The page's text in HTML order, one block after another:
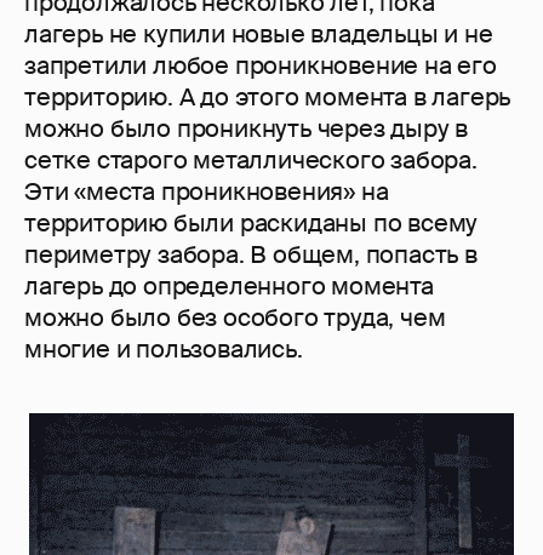
лагерь не купили новые владельцы и не
запретили любое проникновение на его
территорию. А до этого момента в лагерь
можно было проникнуть через дыру в
сетке старого металлического забора.
Эти «места проникновения» на
территорию были раскиданы по всему
периметру забора. В общем, попасть в
лагерь до определенного момента
можно было без особого труда, чем
многие и пользовались.